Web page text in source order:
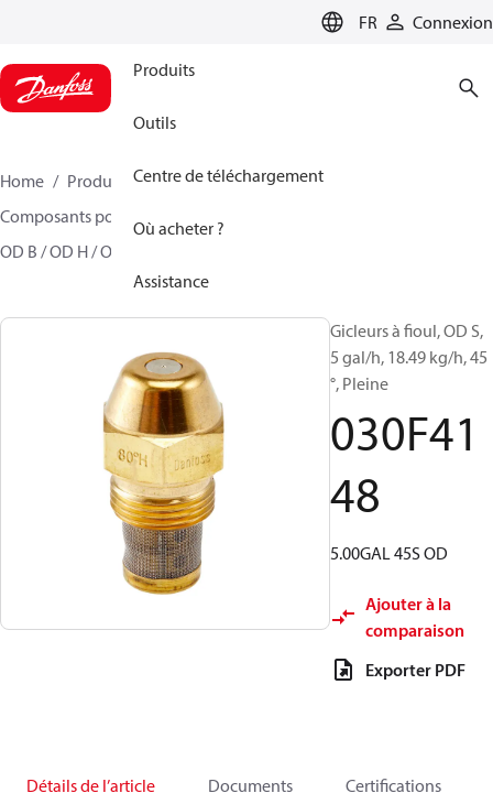
FR Connexion
Produits
Outils
Centre de téléchargement
Où acheter ?
Assistance
Home Produits
Climate Solutions - chauffage
Composants pour brûleur
OD B / OD H / OD S
Gicleurs à fioul, OD S,
5 gal/h, 18.49 kg/h, 45
°, Pleine
030F41
48
5.00GAL 45S OD
Ajouter à la
comparaison
Exporter PDF
Détails de l’article Documents Certifications